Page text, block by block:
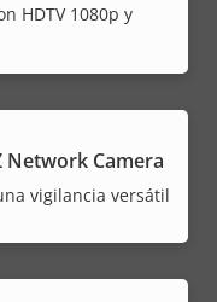
HDTV 1080p y
Network Camera
vigilancia versátil